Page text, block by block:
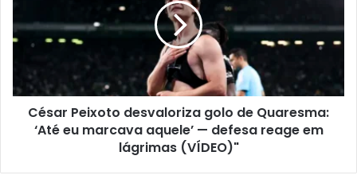
César Peixoto desvaloriza golo de Quaresma:
‘Até eu marcava aquele’ — defesa reage em
lágrimas (VÍDEO)"